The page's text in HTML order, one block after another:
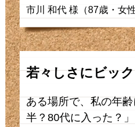
市川 和代 様（87歳・女
若々しさにビッ
ある場所で、私の年
半？80代に入った？